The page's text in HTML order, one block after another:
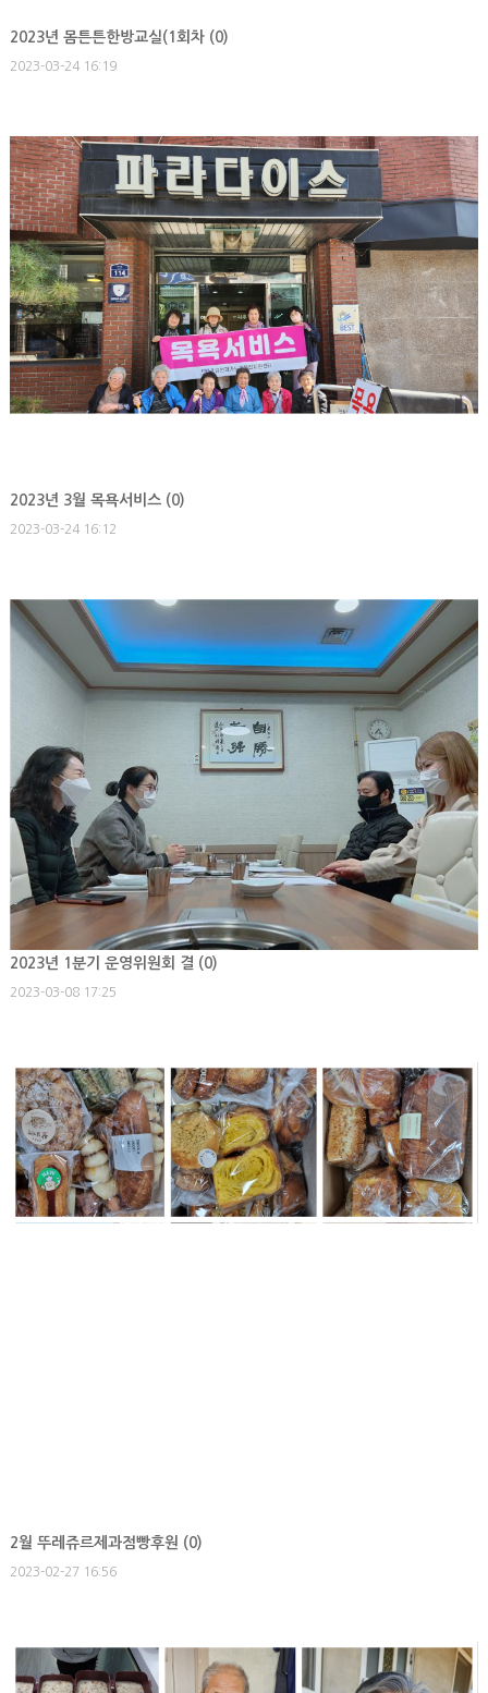
2023년 몸튼튼한방교실(1회차 (0)
2023-03-24 16:19
2023년 3월 목욕서비스 (0)
2023-03-24 16:12
2023년 1분기 운영위원회 결 (0)
2023-03-08 17:25
2월 뚜레쥬르제과점빵후원 (0)
2023-02-27 16:56